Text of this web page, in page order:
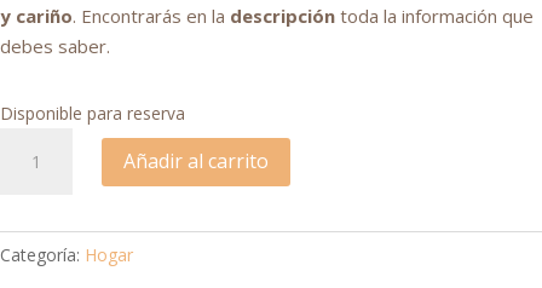
y cariño. Encontrarás en la descripción toda la información que
debes saber.
Disponible para reserva
Tribal
venta
Añadir al carrito
Categoría: Hogar